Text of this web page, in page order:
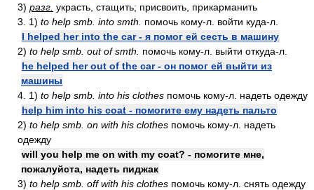
3) разг. украсть, стащить; присвоить, прикарманить
3. 1) to help smb. into smth.
помочь кому-л. войти куда-л.
I helped her into the car - я помог ей сесть в машину
2) to help smb. out of smth.
помочь кому-л. выйти откуда-л.
he helped her out of the car - он помог ей выйти из
машины
4. 1) to help smb. into his clothes помочь кому-л. надеть одежду
help him into his coat - помогите ему надеть пальто
2) to help smb. on with his clothes помочь кому-л. надеть
одежду
will you help me on with my coat? - помогите мне,
пожалуйста, надеть пиджак
3) to help smb. off with his clothes помочь кому-л. снять одежду